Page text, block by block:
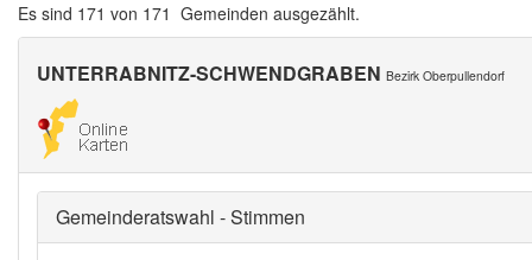
Es sind 171 von 171 Gemeinden ausgezählt.
UNTERRABNITZ-SCHWENDGRABEN Bezirk Oberpullendorf
Gemeinderatswahl - Stimmen